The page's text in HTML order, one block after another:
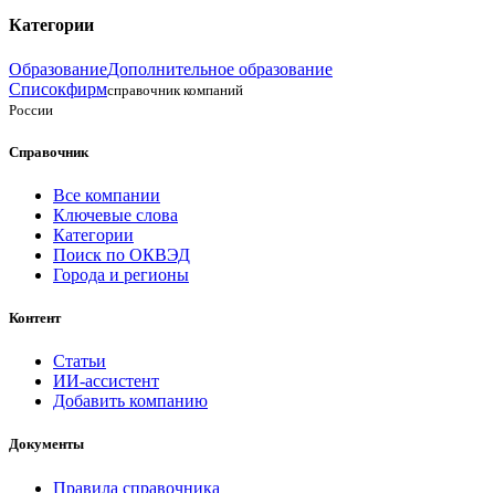
Категории
ОбразованиеДополнительное образование
Списокфирмсправочник компаний
России
Справочник
Все компании
Ключевые слова
Категории
Поиск по ОКВЭД
Города и регионы
Контент
Статьи
ИИ-ассистент
Добавить компанию
Документы
Правила справочника